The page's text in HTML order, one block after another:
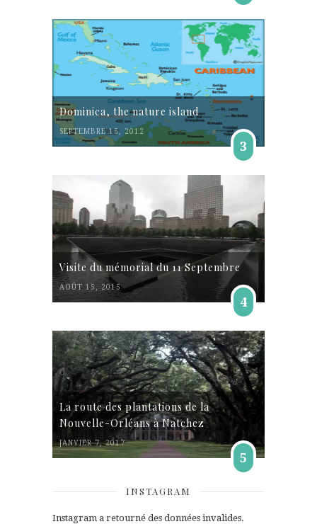
Dominica, the nature island
SEPTEMBRE 15, 2012
3
Visite du mémorial du 11 Septembre
AOÛT 15, 2015
4
La route des plantations de la
Nouvelle-Orléans à Natchez
JANVIER 7, 2017
5
INSTAGRAM
Instagram a retourné des données invalides.